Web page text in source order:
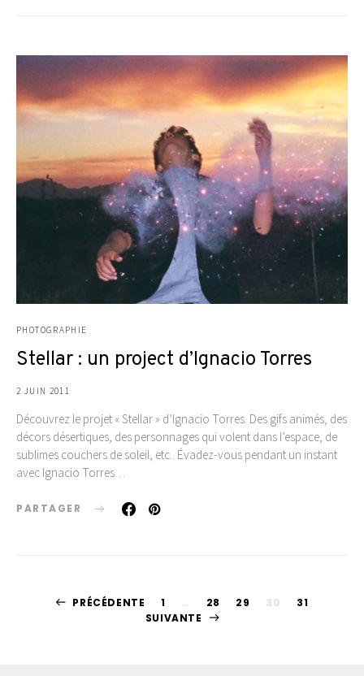
PHOTOGRAPHIE
Stellar : un project d’Ignacio Torres
2 JUIN 2011
Découvrez le projet « Stellar » d’Ignacio Torres. Des gifs animés, des
décors désertiques, des personnages qui volent dans l’espace, de
sublimes couchers de soleil, etc.. Évadez-vous pendant un instant
avec Ignacio Torres…
PARTAGER
Pagination
PRÉCÉDENTE 1 … 28 29 30
31
SUIVANTE